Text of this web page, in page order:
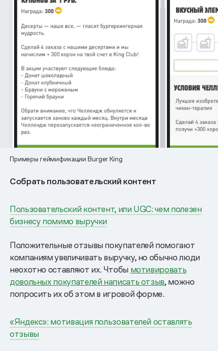
Примеры геймификации Burger King
Собрать пользовательский контент
Пользовательский контент, или UGC: чем полезен
бизнесу помимо выручки
Положительные отзывы покупателей помогают
компаниям увеличивать выручку, но обычно люди
неохотно оставляют их. Чтобы мотивировать
довольных покупателей написать отзыв, можно
попросить их об этом в игровой форме.
«Яндекс»: мотивация пользователей оставлять
отзывы